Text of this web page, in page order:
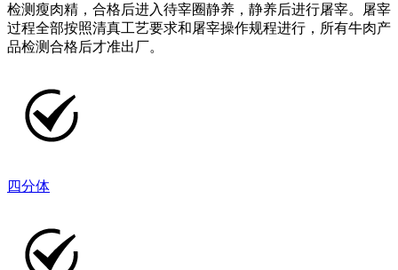
检测瘦肉精，合格后进入待宰圈静养，静养后进行屠宰。屠宰
过程全部按照清真工艺要求和屠宰操作规程进行，所有牛肉产
品检测合格后才准出厂。
四分体